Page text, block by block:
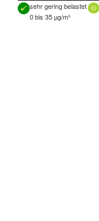
sehr gering belastet
0 bis 35 µg/m³